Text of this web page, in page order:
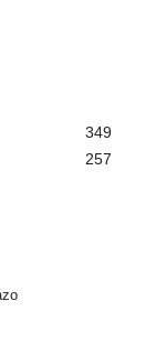
349
257